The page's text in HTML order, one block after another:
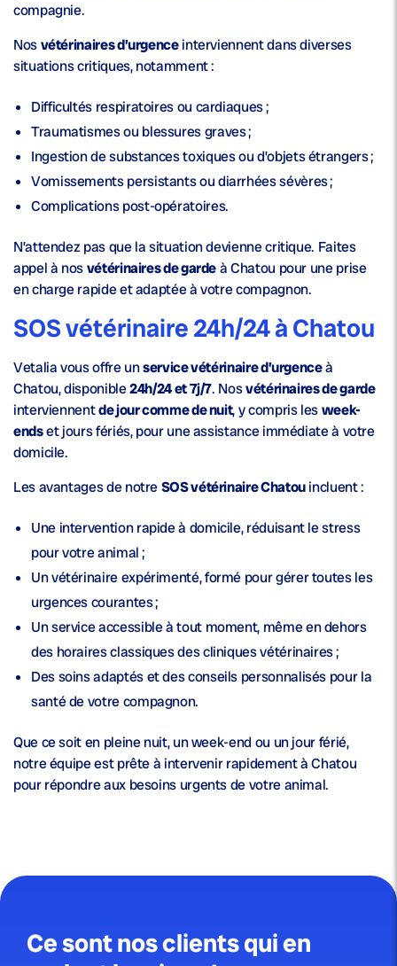
compagnie.
Nosvétérinaires d’urgenceinterviennent dans diverses
situations critiques, notamment :
Difficultés respiratoires ou cardiaques ;
Traumatismes ou blessures graves ;
Ingestion de substances toxiques ou d’objets étrangers ;
Vomissements persistants ou diarrhées sévères ;
Complications post-opératoires.
N’attendez pas que la situation devienne critique. Faites
appel à nosvétérinaires de gardeà Chatou pour une prise
en charge rapide et adaptée à votre compagnon.
SOS vétérinaire 24h/24 à Chatou
Vetalia vous offre unservice vétérinaire d’urgenceà
Chatou, disponible24h/24 et 7j/7. Nosvétérinaires de garde
interviennentde jour comme de nuit, y compris lesweek-
endset jours fériés, pour une assistance immédiate à votre
domicile.
Les avantages de notreSOS vétérinaire Chatouincluent :
Une intervention rapide à domicile, réduisant le stress
pour votre animal ;
Unvétérinaire expérimenté, formé pour gérer toutes les
urgences courantes ;
Un service accessible à tout moment, même en dehors
des horaires classiques des cliniques vétérinaires ;
Des soins adaptés et des conseils personnalisés pour la
santéde votre compagnon.
Que ce soit en pleine nuit, un week-end ou un jour férié,
notre équipe est prête à intervenir rapidement à Chatou
pour répondre aux besoins urgents de votre animal.
Ce sont nos clients qui en